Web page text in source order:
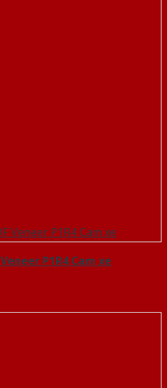
P1R4 Cam xe